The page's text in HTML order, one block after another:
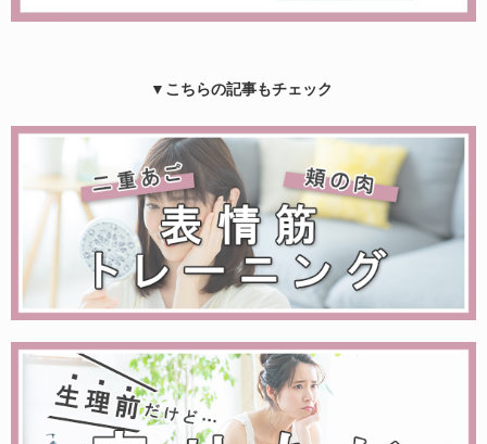
▼こちらの記事もチェック